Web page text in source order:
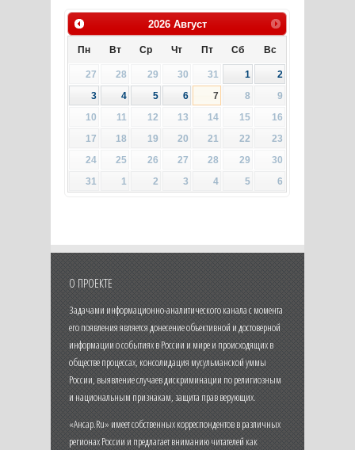
2026 Август
Пн Вт Ср Чт Пт Сб Вс
27 28 29 30 31 1
2
3
4 5 6 7 8
9
10
11 12 13 14 15
16
17
18 19 20 21 22
23
24
25 26 27 28 29
30
31
1 2 3 4 5 6
О ПРОЕКТЕ
Задачами информационно-аналитического канала с момента
его появления является донесение объективной и достоверной
информации о событиях в России и мире и происходящих в
обществе процессах, консолидация мусульманской уммы
России, выявление случаев дискриминации по религиозным
и национальным признакам, защита прав верующих.
«Ансар.Ru» имеет собственных корреспондентов в различных
регионах России и предлагает вниманию читателей как